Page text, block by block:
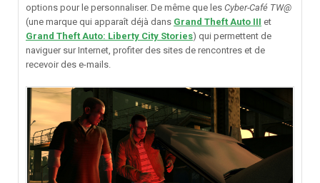
options pour le personnaliser. De même que les Cyber-Café TW@
(une marque qui apparaît déjà dans Grand Theft Auto III et
Grand Theft Auto: Liberty City Stories) qui permettent de
naviguer sur Internet, profiter des sites de rencontres et de
recevoir des e-mails.